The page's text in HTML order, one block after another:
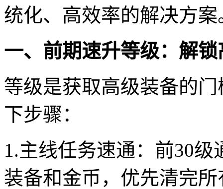
统化、高效率的解决方案
一、前期速升等级：解
等级是获取高级装备的
下步骤：
1.主线任务速通：前30
装备和金币，优先清完